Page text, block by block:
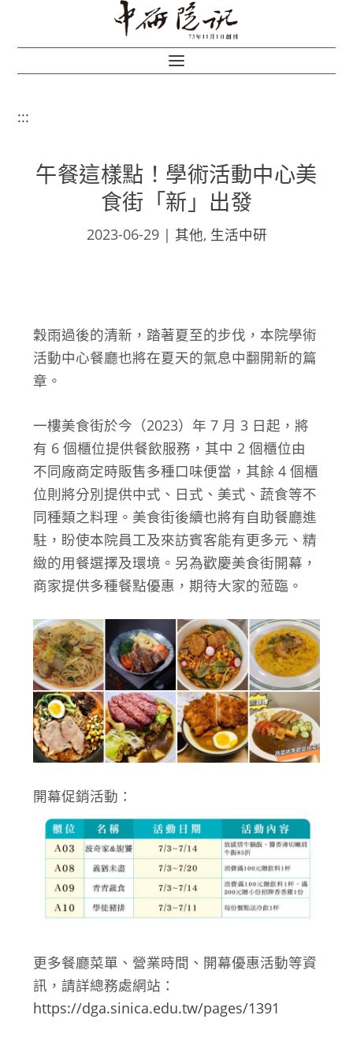
:::
午餐這樣點！學術活動中心美
食街「新」出發
2023-06-29| 其他, 生活中研
穀雨過後的清新，踏著夏至的步伐，本院學術
活動中心餐廳也將在夏天的氣息中翻開新的篇
章。
一樓美食街於今（2023）年 7 月 3 日起，將
有 6 個櫃位提供餐飲服務，其中 2 個櫃位由
不同廠商定時販售多種口味便當，其餘 4 個櫃
位則將分別提供中式、日式、美式、蔬食等不
同種類之料理。美食街後續也將有自助餐廳進
駐，盼使本院員工及來訪賓客能有更多元、精
緻的用餐選擇及環境。另為歡慶美食街開幕，
商家提供多種餐點優惠，期待大家的蒞臨。
開幕促銷活動：
更多餐廳菜單、營業時間、開幕優惠活動等資
訊，請詳總務處網站：
https://dga.sinica.edu.tw/pages/1391